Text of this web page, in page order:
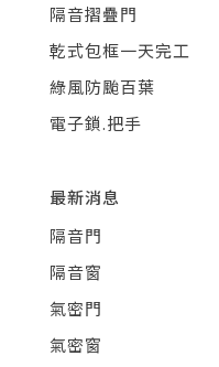
隔音摺疊門
乾式包框一天完工
綠風防颱百葉
電子鎖.把手
最新消息
隔音門
隔音窗
氣密門
氣密窗